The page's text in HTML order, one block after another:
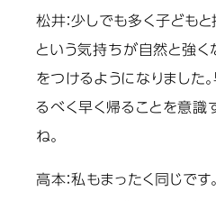
松井：少しでも多く子ども
という気持ちが自然と強く
をつけるようになりました
るべく早く帰ることを意識
ね。
高本：私もまったく同じで